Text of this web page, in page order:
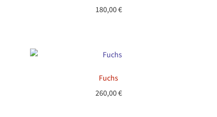
180,00€
Fuchs
260,00€